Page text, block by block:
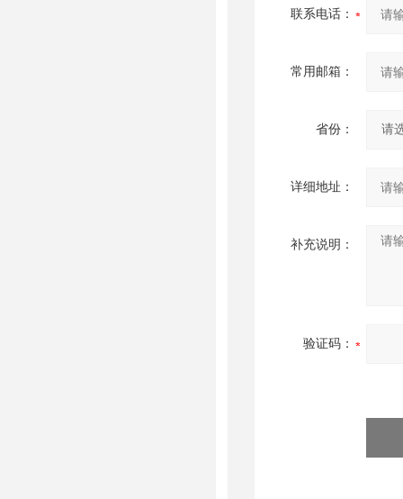
联系电话：
常用邮箱：
省份：
详细地址：
补充说明：
验证码：